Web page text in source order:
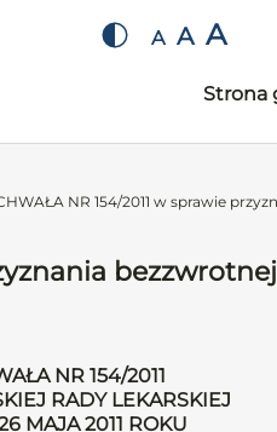
A A A
Strona
NR 154/2011 w sprawie
NR 154/2011
RADY LEKARSKIEJ
MAJA 2011 ROKU